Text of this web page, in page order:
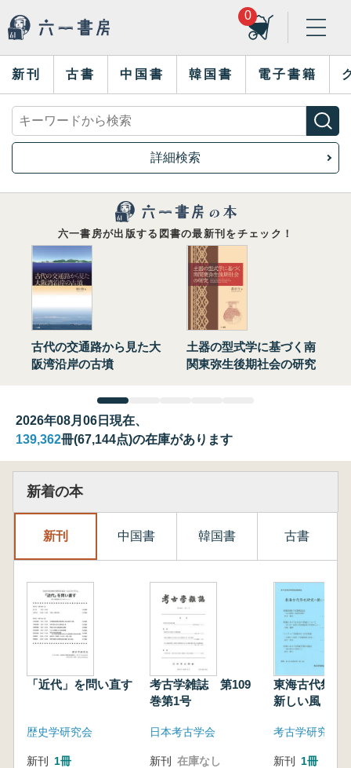
0
新刊 古書 中国書 韓国書 電子書籍
詳細検索
六一書房が出版する図書の最新刊をチェック！
古代の交通路から見た大
阪湾沿岸の古墳
土器の型式学に基づく南
関東弥生後期社会の研究
2026年08月06日現在、
139,362冊(67,144点)の在庫があります
新着の本
新刊 中国書 韓国書 古書
「近代」を問い直す
歴史学研究会
新刊 1冊
考古学雑誌 第109
巻第1号
日本考古学会
新刊 在庫なし
東海古代祭祀
新しい風
考古学研究会
新刊 1冊